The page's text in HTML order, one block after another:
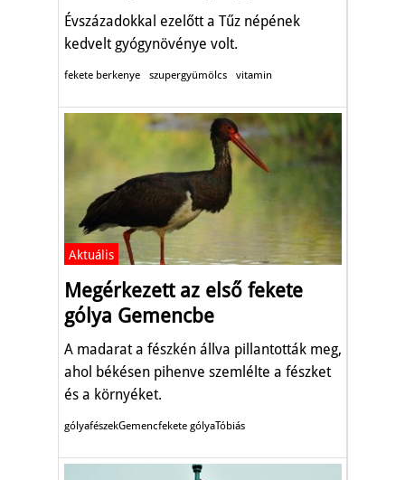
Évszázadokkal ezelőtt a Tűz népének
kedvelt gyógynövénye volt.
fekete berkenye szupergyümölcs vitamin
Aktuális
Megérkezett az első fekete
gólya Gemencbe
A madarat a fészkén állva pillantották meg,
ahol békésen pihenve szemlélte a fészket
és a környéket.
gólyafészekGemencfekete gólyaTóbiás